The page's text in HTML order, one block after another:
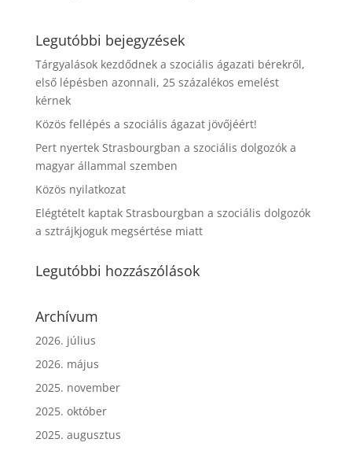
Legutóbbi bejegyzések
Tárgyalások kezdődnek a szociális ágazati bérekről,
első lépésben azonnali, 25 százalékos emelést
kérnek
Közös fellépés a szociális ágazat jövőjéért!
Pert nyertek Strasbourgban a szociális dolgozók a
magyar állammal szemben
Közös nyilatkozat
Elégtételt kaptak Strasbourgban a szociális dolgozók
a sztrájkjoguk megsértése miatt
Legutóbbi hozzászólások
Archívum
2026. július
2026. május
2025. november
2025. október
2025. augusztus